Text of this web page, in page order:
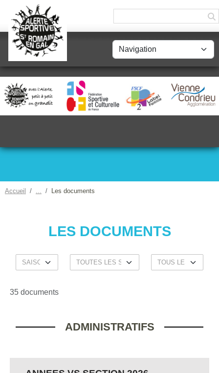
Accueil Les documents
LES DOCUMENTS
35 documents
ADMINISTRATIFS
Panneau de gestion des cookies